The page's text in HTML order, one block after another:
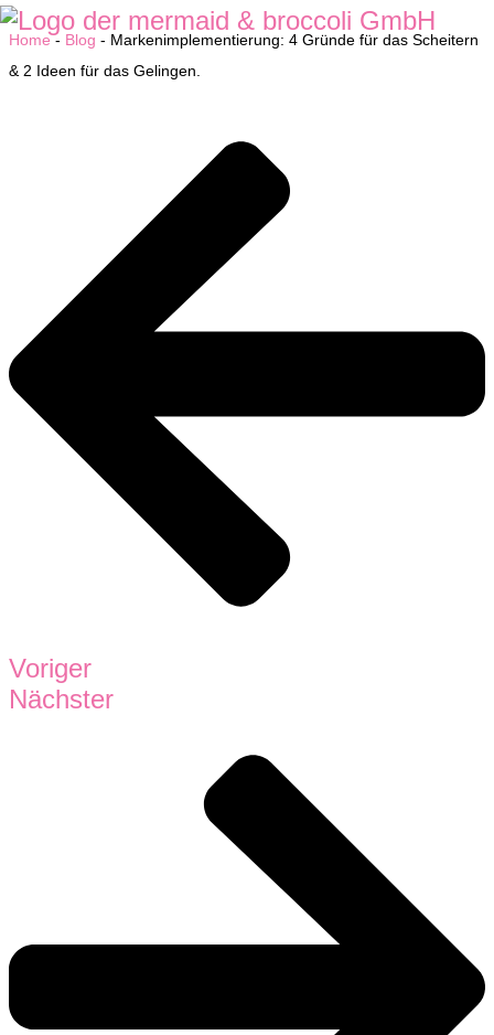
Home- Blog - Markenimplementierung: 4 Gründe für das Scheitern
& 2 Ideen für das Gelingen.
Voriger
Nächster